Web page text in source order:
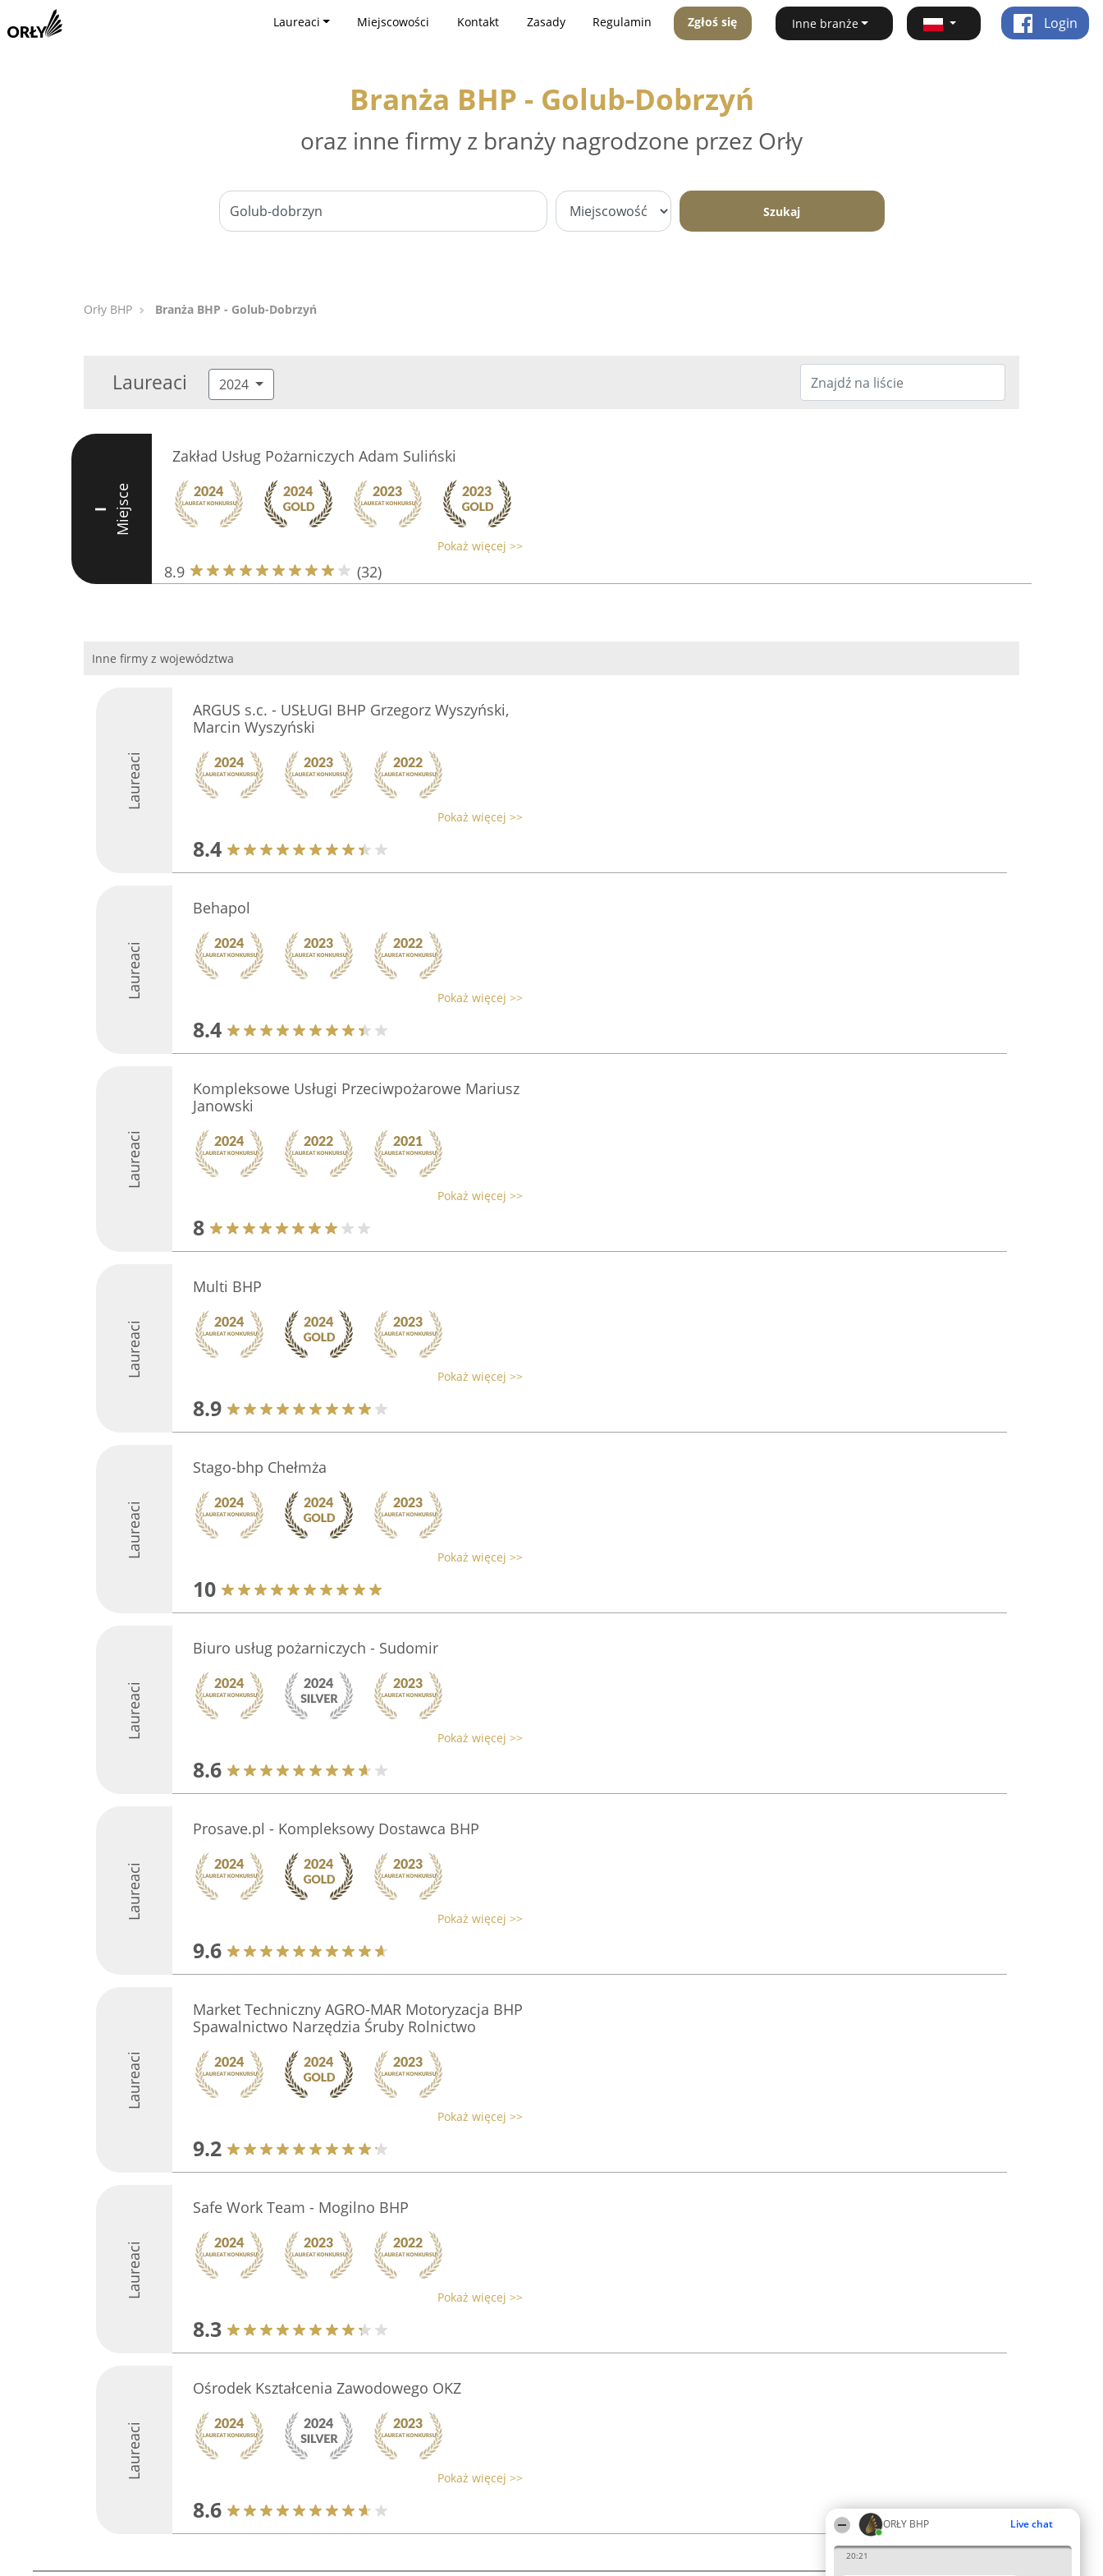
ORŁY BHP Live chat
20:21
Laureaci Miejscowości Kontakt Zasady Regulamin Zgłoś się Inne branże Login
Branża BHP - Golub-Dobrzyń
oraz inne firmy z branży nagrodzone przez Orły
Szukaj
Orły BHP Branża BHP - Golub-Dobrzyń
Laureaci 2024
I Miejsce
Zakład Usług Pożarniczych Adam Suliński
Pokaż więcej >>
8.9 (32)
Inne firmy z województwa
Laureaci
ARGUS s.c. - USŁUGI BHP Grzegorz Wyszyński,
Marcin Wyszyński
Pokaż więcej >>
8.4
Laureaci
Behapol
Pokaż więcej >>
8.4
Laureaci
Kompleksowe Usługi Przeciwpożarowe Mariusz
Janowski
Pokaż więcej >>
8
Laureaci
Multi BHP
Pokaż więcej >>
8.9
Laureaci
Stago-bhp Chełmża
Pokaż więcej >>
10
Laureaci
Biuro usług pożarniczych - Sudomir
Pokaż więcej >>
8.6
Laureaci
Prosave.pl - Kompleksowy Dostawca BHP
Pokaż więcej >>
9.6
Laureaci
Market Techniczny AGRO-MAR Motoryzacja BHP
Spawalnictwo Narzędzia Śruby Rolnictwo
Pokaż więcej >>
9.2
Laureaci
Safe Work Team - Mogilno BHP
Pokaż więcej >>
8.3
Laureaci
Ośrodek Kształcenia Zawodowego OKZ
Pokaż więcej >>
8.6